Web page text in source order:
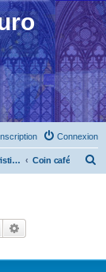
Connexion
Les billets touristiques Coin café
Rechercher